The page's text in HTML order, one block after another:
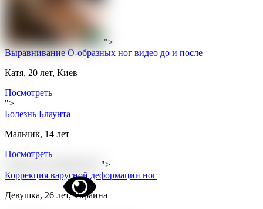
">
Выравнивание О-образных ног видео до и после
Катя, 20 лет, Киев
Посмотреть
">
Болезнь Блаунта
Мальчик, 14 лет
Посмотреть
">
Коррекция варусной деформации ног
Девушка, 26 лет, Украина